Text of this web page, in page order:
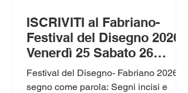
ISCRIVITI al Fabriano-
Festival del Disegno 2026:
Venerdì 25 Sabato 26
Settembre 2026: I posti
sono limitati
Festival del Disegno- Fabriano 2026 Il
segno come parola: Segni incisi e